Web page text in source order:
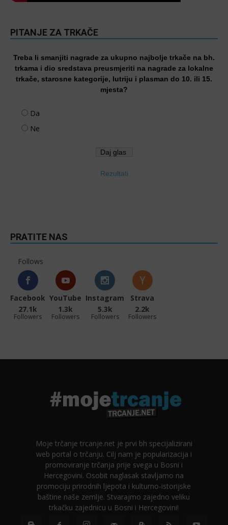
PITANJE ZA TRKAČE
Treba li smanjiti nagrade za ukupno najbolje trkače na bh.
trkama i dio sredstava preusmjeriti na nagrade za lokalne
trkače, starosne kategorije, lutriju i plasman do 10. ili 15.
mjesta?
Da
Ne
Rezultati
PRATITE NAS
Follows
Facebook
27.1k
Followers
YouTube
1.3k
Followers
Instagram
5.3k
Followers
Strava
2.2k
Followers
Moje trčanje trcanje.net je prvi bh specijalizirani
web portal o trčanju. Cilj nam je popularizacija i
promoviranje trčanja prije svega u Bosni i
Hercegovini. Osobit naglasak stavljamo na
promociju prirodnih ljepota i kulturno-istorijske
baštine naše zemlje. Stvarajmo zajedno veliku
trkačku zajednicu u Bosni i Hercegovini!